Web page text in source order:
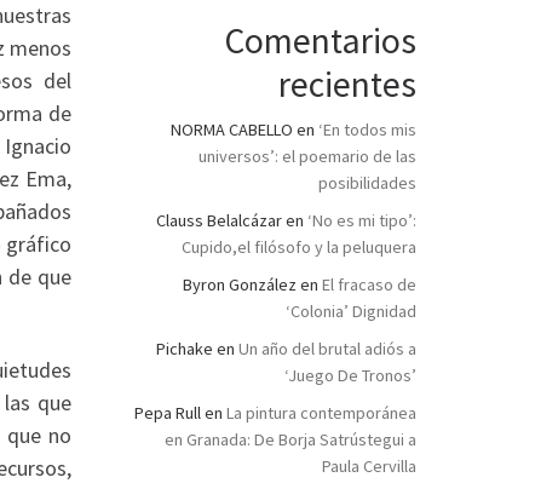
menos
del
de
Ema,
gráfico
de que
que
no
Comentarios
recientes
NORMA CABELLO en ‘En todos mis
universos’: el poemario de las
posibilidades
Clauss Belalcázaren ‘No es mi tipo’:
Cupido,el filósofo y la peluquera
Byron González en El fracaso de
‘Colonia’ Dignidad
Pichake en Un año del brutal adiós a
‘Juego De Tronos’
Pepa Rullen La pintura contemporánea
en Granada: De Borja Satrústegui a
Paula Cervilla